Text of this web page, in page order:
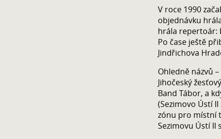
V roce 1990
objednávku
hrála repertoár:
Po čase ještě
Jindřichova
Ohledně názvů
Jihočeský
Band Tábor, a
(Sezimovo Ústí
zónu pro místní
Sezimovu Ústí II